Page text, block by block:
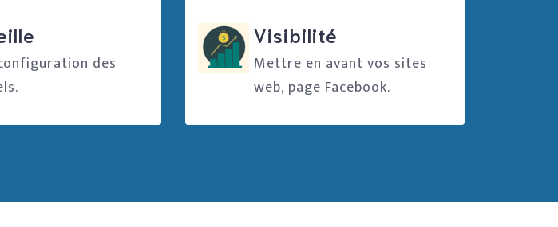
des
Visibilité
Mettre en avant vos sites
web, page Facebook.